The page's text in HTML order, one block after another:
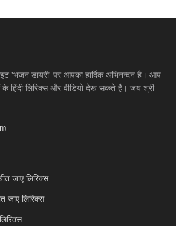
'भजन डायरी' पर आपका हार्दिक अभिनन्दन है। आप
हिंदी लिरिक्स और वीडियो देख सकते है। जय श्री
जाए लिरिक्स
जाए लिरिक्स